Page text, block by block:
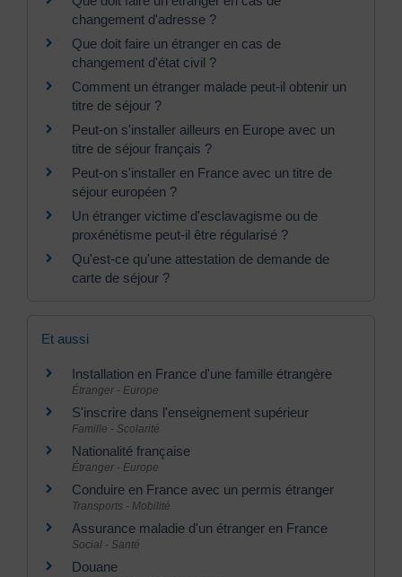
changement d'adresse ?
Que doit faire un étranger en cas de
changement d'état civil ?
Comment un étranger malade peut-il obtenir un
titre de séjour ?
Peut-on s'installer ailleurs en Europe avec un
titre de séjour français ?
Peut-on s'installer en France avec un titre de
séjour européen ?
Un étranger victime d'esclavagisme ou de
proxénétisme peut-il être régularisé ?
Qu'est-ce qu'une attestation de demande de
carte de séjour ?
Et aussi
Installation en France d'une famille étrangère
Étranger - Europe
S'inscrire dans l'enseignement supérieur
Famille - Scolarité
Nationalité française
Étranger - Europe
Conduire en France avec un permis étranger
Transports - Mobilité
Assurance maladie d'un étranger en France
Social - Santé
Douane